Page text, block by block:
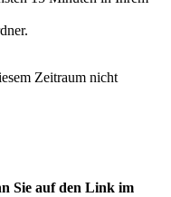
Zeitraum nicht
Sie auf den Link im